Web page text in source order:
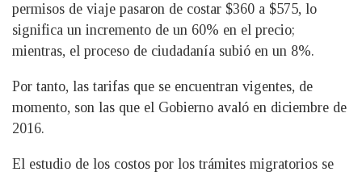
permisos de viaje pasaron de costar $360 a $575, lo
significa un incremento de un 60% en el precio;
mientras, el proceso de ciudadanía subió en un 8%.
Por tanto, las tarifas que se encuentran vigentes, de
momento, son las que el Gobierno avaló en diciembre de
2016.
El estudio de los costos por los trámites migratorios se